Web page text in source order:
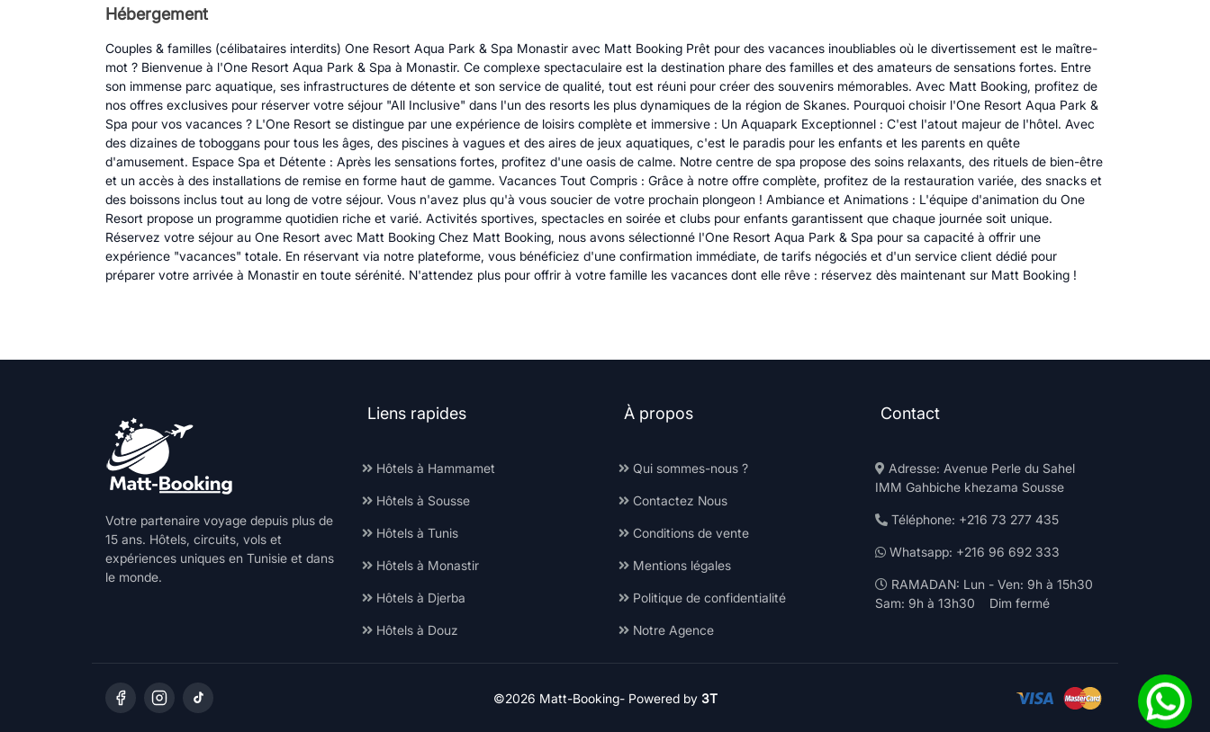
Hébergement
Couples & familles (célibataires interdits) One Resort Aqua Park & Spa Monastir avec Matt Booking Prêt pour des vacances inoubliables où le divertissement est le maître-
mot ? Bienvenue à l'One Resort Aqua Park & Spa à Monastir. Ce complexe spectaculaire est la destination phare des familles et des amateurs de sensations fortes. Entre
son immense parc aquatique, ses infrastructures de détente et son service de qualité, tout est réuni pour créer des souvenirs mémorables. Avec Matt Booking, profitez de
nos offres exclusives pour réserver votre séjour "All Inclusive" dans l'un des resorts les plus dynamiques de la région de Skanes. Pourquoi choisir l'One Resort Aqua Park &
Spa pour vos vacances ? L'One Resort se distingue par une expérience de loisirs complète et immersive : Un Aquapark Exceptionnel : C'est l'atout majeur de l'hôtel. Avec
des dizaines de toboggans pour tous les âges, des piscines à vagues et des aires de jeux aquatiques, c'est le paradis pour les enfants et les parents en quête
d'amusement. Espace Spa et Détente : Après les sensations fortes, profitez d'une oasis de calme. Notre centre de spa propose des soins relaxants, des rituels de bien-être
et un accès à des installations de remise en forme haut de gamme. Vacances Tout Compris : Grâce à notre offre complète, profitez de la restauration variée, des snacks et
des boissons inclus tout au long de votre séjour. Vous n'avez plus qu'à vous soucier de votre prochain plongeon ! Ambiance et Animations : L'équipe d'animation du One
Resort propose un programme quotidien riche et varié. Activités sportives, spectacles en soirée et clubs pour enfants garantissent que chaque journée soit unique.
Réservez votre séjour au One Resort avec Matt Booking Chez Matt Booking, nous avons sélectionné l'One Resort Aqua Park & Spa pour sa capacité à offrir une
expérience "vacances" totale. En réservant via notre plateforme, vous bénéficiez d'une confirmation immédiate, de tarifs négociés et d'un service client dédié pour
préparer votre arrivée à Monastir en toute sérénité. N'attendez plus pour offrir à votre famille les vacances dont elle rêve : réservez dès maintenant sur Matt Booking !
Votre partenaire voyage depuis plus de
15 ans. Hôtels, circuits, vols et
expériences uniques en Tunisie et dans
le monde.
Liens rapides
Hôtels à Hammamet
Hôtels à Sousse
Hôtels à Tunis
Hôtels à Monastir
Hôtels à Djerba
Hôtels à Douz
À propos
Qui sommes-nous ?
Contactez Nous
Conditions de vente
Mentions légales
Politique de confidentialité
Notre Agence
Contact
Adresse: Avenue Perle du Sahel
IMM Gahbiche khezama Sousse
Téléphone: +216 73 277 435
Whatsapp: +216 96 692 333
RAMADAN: Lun - Ven: 9h à 15h30
Sam: 9h à 13h30 Dim fermé
©2026 Matt-Booking- Powered by 3T